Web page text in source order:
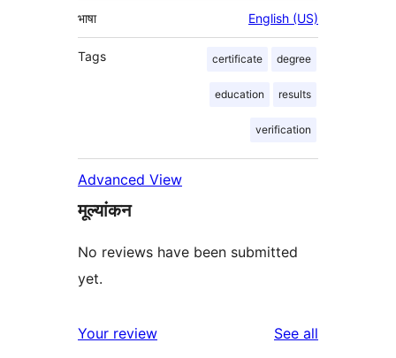
भाषा English (US)
Tags certificate degree
education results
verification
Advanced View
मूल्यांकन
No reviews have been submitted
yet.
Your review See all